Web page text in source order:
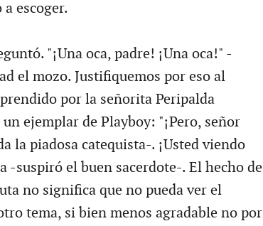
escoger.
"¡Una oca, padre! ¡Una oca!" -
el mozo. Justifiquemos por eso al
por la señorita Peripalda
ejemplar de Playboy: "¡Pero, señor
la piadosa catequista-. ¡Usted viendo
-suspiró el buen sacerdote-. El hecho de
no significa que no pueda ver el
tema, si bien menos agradable no por